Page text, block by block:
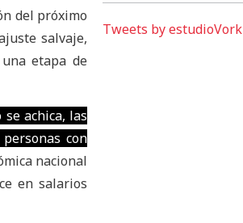
del próximo
salvaje,
etapa de
achica, las
con
nacional
en salarios
Tweets by estudioVork